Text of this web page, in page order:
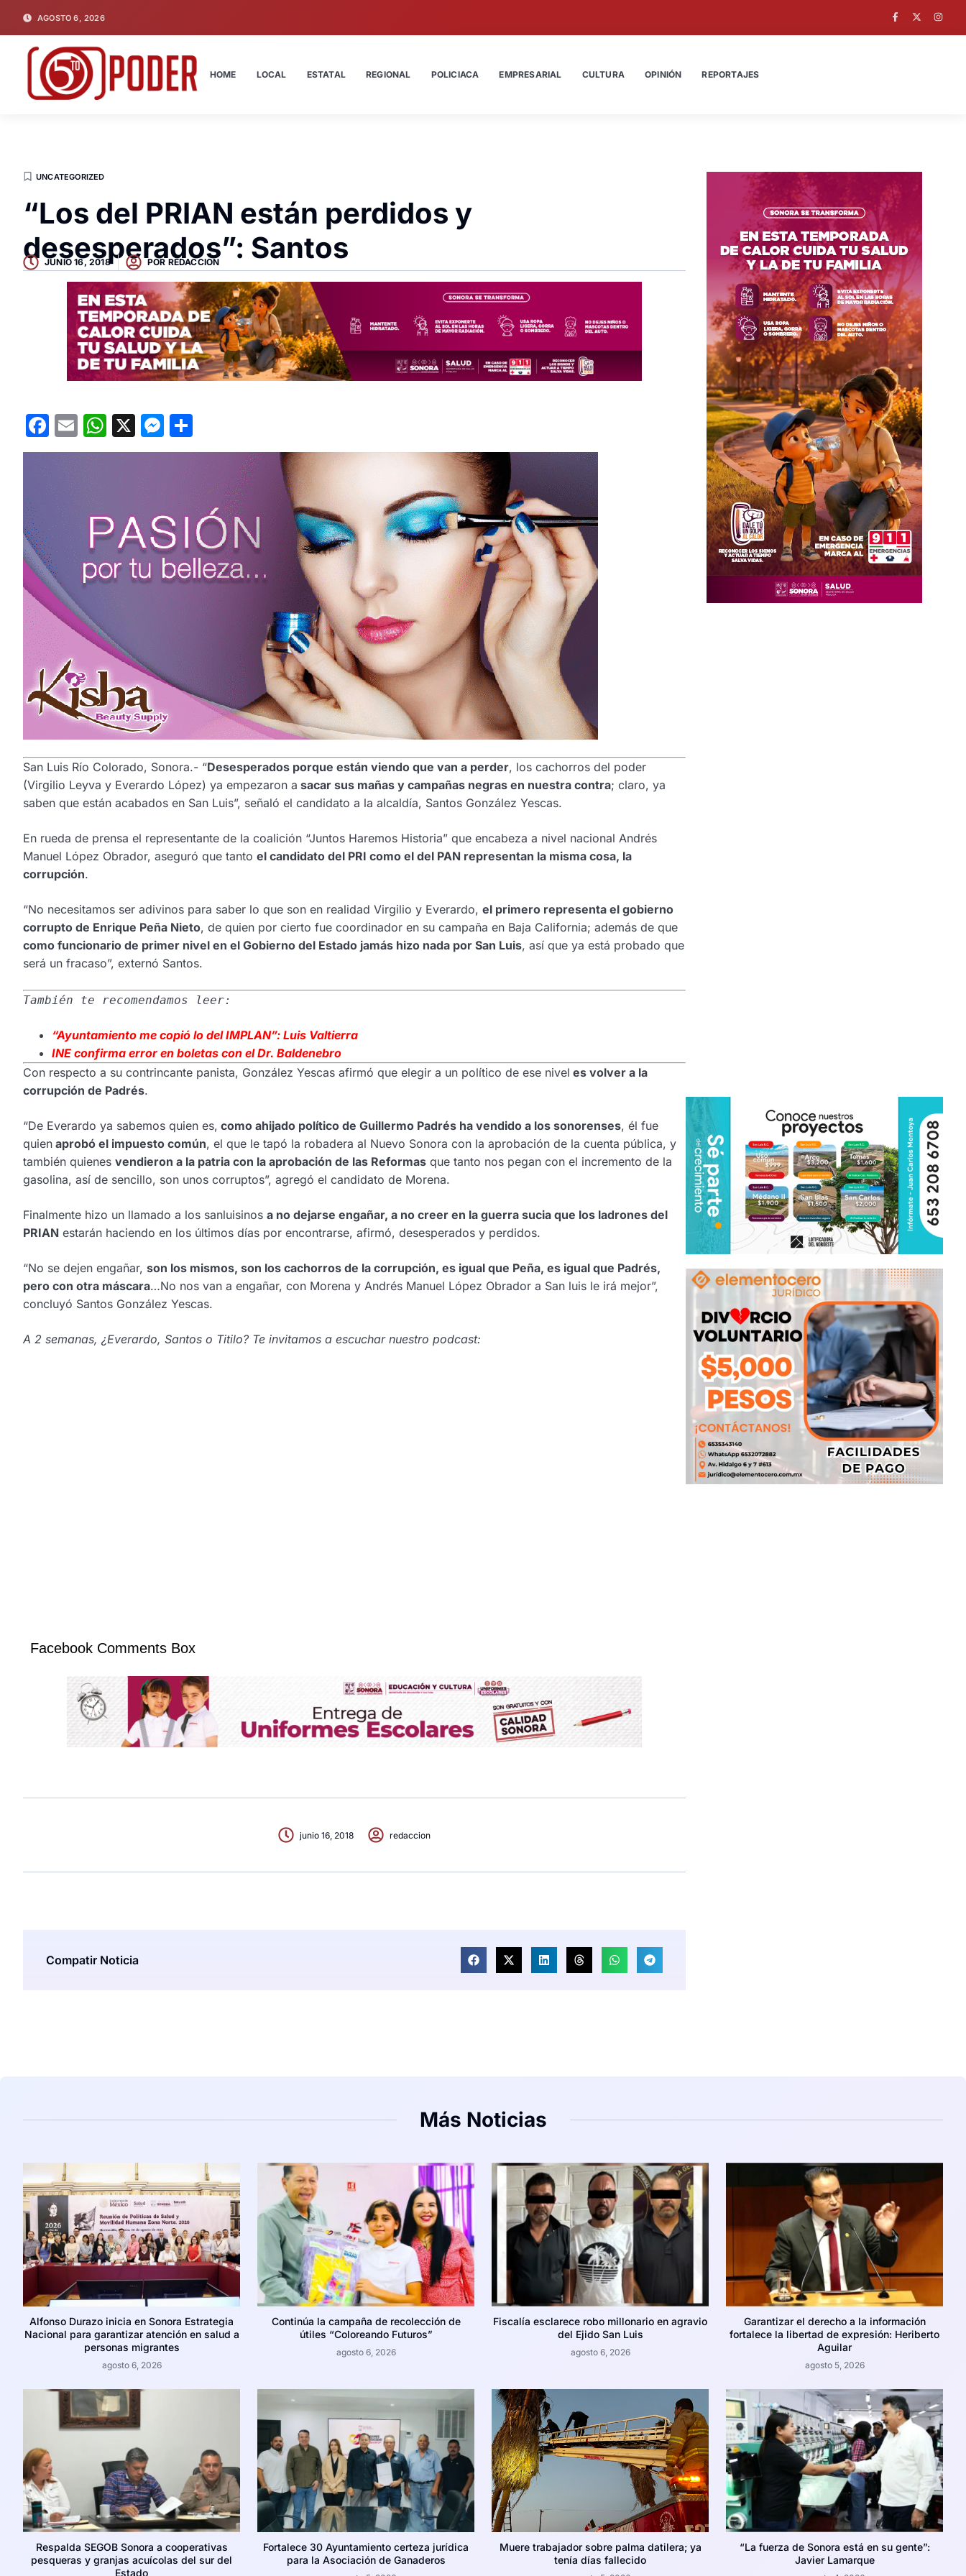
AGOSTO 6, 2026
HOME LOCAL ESTATAL REGIONAL POLICIACA EMPRESARIAL CULTURA OPINIÓN REPORTAJES
UNCATEGORIZED
“Los del PRIAN están perdidos y
desesperados”: Santos
JUNIO 16, 2018 POR REDACCION
Facebook
EmailWhatsApp
X Messenger
San Luis Río Colorado, Sonora.- “Desesperados porque están viendo que van a perder, los cachorros del poder
(Virgilio Leyva y Everardo López) ya empezaron a sacar sus mañas y campañas negras en nuestra contra; claro, ya
saben que están acabados en San Luis”, señaló el candidato a la alcaldía, Santos González Yescas.
En rueda de prensa el representante de la coalición “Juntos Haremos Historia” que encabeza a nivel nacional Andrés
Manuel López Obrador, aseguró que tanto el candidato del PRI como el del PAN representan la misma cosa, la
corrupción.
“No necesitamos ser adivinos para saber lo que son en realidad Virgilio y Everardo, el primero representa el gobierno
corrupto de Enrique Peña Nieto, de quien por cierto fue coordinador en su campaña en Baja California; además de que
como funcionario de primer nivel en el Gobierno del Estado jamás hizo nada por San Luis, así que ya está probado que
será un fracaso”, externó Santos.
También te recomendamos leer:
“Ayuntamiento me copió lo del IMPLAN”: Luis Valtierra
INE confirma error en boletas con el Dr. Baldenebro
Con respecto a su contrincante panista, González Yescas afirmó que elegir a un político de ese nivel es volver a la
corrupción de Padrés.
“De Everardo ya sabemos quien es, como ahijado político de Guillermo Padrés ha vendido a los sonorenses, él fue
quien aprobó el impuesto común, el que le tapó la robadera al Nuevo Sonora con la aprobación de la cuenta pública, y
también quienes vendieron a la patria con la aprobación de las Reformas que tanto nos pegan con el incremento de la
gasolina, así de sencillo, son unos corruptos”, agregó el candidato de Morena.
Finalmente hizo un llamado a los sanluisinos a no dejarse engañar, a no creer en la guerra sucia que los ladrones del
PRIAN estarán haciendo en los últimos días por encontrarse, afirmó, desesperados y perdidos.
“No se dejen engañar, son los mismos, son los cachorros de la corrupción, es igual que Peña, es igual que Padrés,
pero con otra máscara…No nos van a engañar, con Morena y Andrés Manuel López Obrador a San luis le irá mejor”,
concluyó Santos González Yescas.
A 2 semanas, ¿Everardo, Santos o Titilo? Te invitamos a escuchar nuestro podcast:
Facebook Comments Box
junio 16, 2018 redaccion
Compatir Noticia
Más Noticias
Alfonso Durazo inicia en Sonora Estrategia
Nacional para garantizar atención en salud a
personas migrantes
agosto 6, 2026
Continúa la campaña de recolección de
útiles “Coloreando Futuros”
agosto 6, 2026
Fiscalía esclarece robo millonario en agravio
del Ejido San Luis
agosto 6, 2026
Garantizar el derecho a la información
fortalece la libertad de expresión: Heriberto
Aguilar
agosto 5, 2026
Respalda SEGOB Sonora a cooperativas
pesqueras y granjas acuícolas del sur del
Estado
Fortalece 30 Ayuntamiento certeza jurídica
para la Asociación de Ganaderos
Muere trabajador sobre palma datilera; ya
tenía días fallecido
“La fuerza de Sonora está en su gente”:
Javier Lamarque